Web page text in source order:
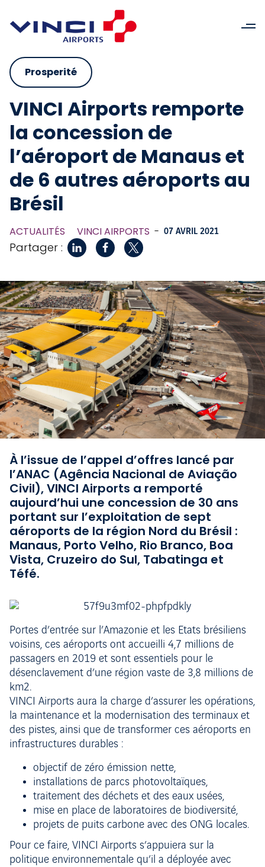
Prosperité
VINCI Airports remporte
la concession de
l’aéroport de Manaus et
de 6 autres aéroports au
Brésil
ACTUALITÉS VINCI AIRPORTS - 07 AVRIL 2021
Partager :
À l’issue de l’appel d’offres lancé par
l’ANAC (Agência Nacional de Aviação
Civil), VINCI Airports a remporté
aujourd’hui une concession de 30 ans
portant sur l’exploitation de sept
aéroports de la région Nord du Brésil :
Manaus, Porto Velho, Rio Branco, Boa
Vista, Cruzeiro do Sul, Tabatinga et
Téfé.
Portes d’entrée sur l’Amazonie et les Etats brésiliens
voisins, ces aéroports ont accueilli 4,7 millions de
passagers en 2019 et sont essentiels pour le
désenclavement d’une région vaste de 3,8 millions de
km2.
VINCI Airports aura la charge d’assurer les opérations,
la maintenance et la modernisation des terminaux et
des pistes, ainsi que de transformer ces aéroports en
infrastructures durables :
objectif de zéro émission nette,
installations de parcs photovoltaïques,
traitement des déchets et des eaux usées,
mise en place de laboratoires de biodiversité,
projets de puits carbone avec des ONG locales.
Pour ce faire, VINCI Airports s’appuiera sur la
politique environnementale qu’il a déployée avec